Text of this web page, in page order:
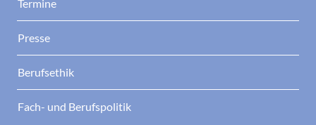
Termine
Presse
Berufsethik
Fach- und Berufspolitik